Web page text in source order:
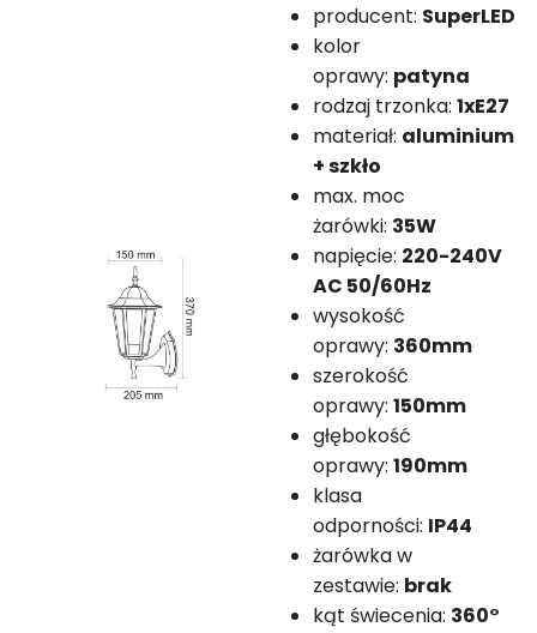
producent: SuperLED
kolor
oprawy: patyna
rodzaj trzonka: 1xE27
materiał: aluminium
+ szkło
max. moc
żarówki: 35W
napięcie: 220-240V
AC 50/60Hz
wysokość
oprawy: 360mm
szerokość
oprawy: 150mm
głębokość
oprawy: 190mm
klasa
odporności: IP44
żarówka w
zestawie: brak
kąt świecenia: 360°